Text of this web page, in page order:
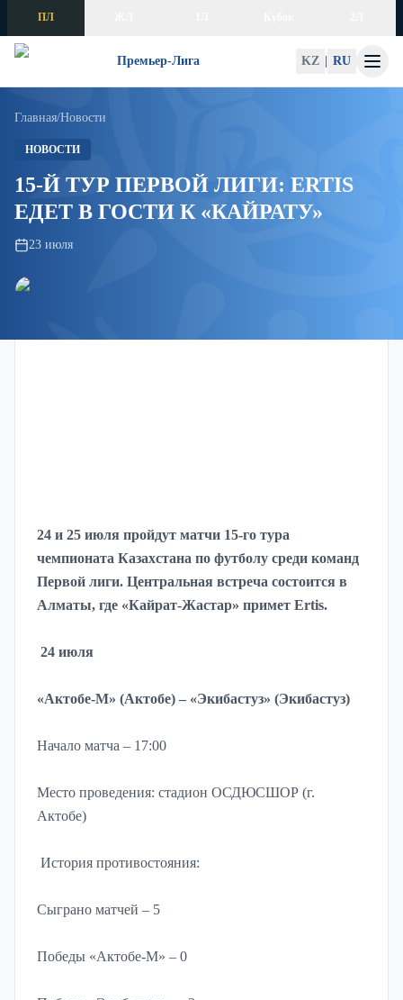
Skip to content
ПЛ
Премьер-Лига KZ RU
Главная/Новости
НОВОСТИ
15-Й ТУР ПЕРВОЙ ЛИГИ: ERTIS
ЕДЕТ В ГОСТИ К «КАЙРАТУ»
23 июля
24 и 25 июля пройдут матчи 15-го тура
чемпионата Казахстана по футболу среди команд
Первой лиги. Центральная встреча состоится в
Алматы, где «Кайрат-Жастар» примет Ertis.
24 июля
«Актобе-М» (Актобе) – «Экибастуз» (Экибастуз)
Начало матча – 17:00
Место проведения: стадион ОСДЮСШОР (г.
Актобе)
История противостояния:
Сыграно матчей – 5
Победы «Актобе-М» – 0